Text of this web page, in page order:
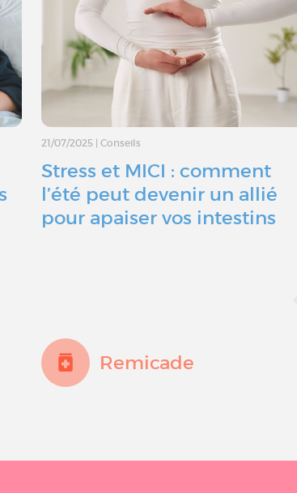
21/07/2025 |Conseils
Stress et MICI : comment
l’été peut devenir un allié
pour apaiser vos intestins
Remicade